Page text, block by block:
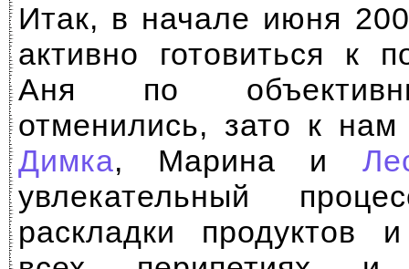
Итак, в начале июня
активно готовиться к
Аня по
отменились, зато к нам
Димка, Марина и
увлекательный
раскладки продуктов